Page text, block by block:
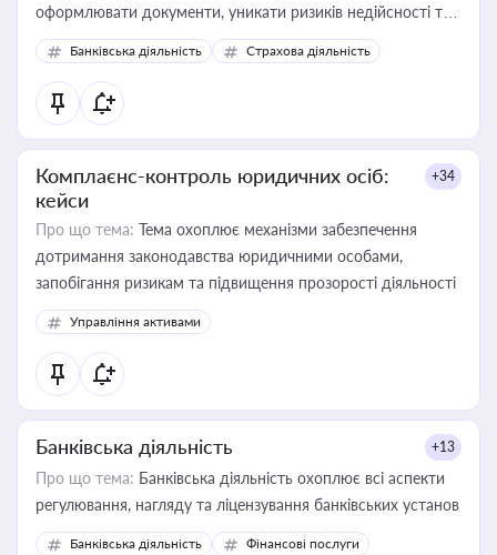
оформлювати документи, уникати ризиків недійсності та
забезпечувати їх належне прийняття органами влади та
контрагентами
Банківська діяльність Страхова діяльність
Комплаєнс-контроль юридичних осіб:
кейси
+34
Про що тема: Тема охоплює механізми забезпечення
дотримання законодавства юридичними особами,
запобігання ризикам та підвищення прозорості діяльності
Управління активами
Банківська діяльність +13
Про що тема: Банківська діяльність охоплює всі аспекти
регулювання, нагляду та ліцензування банківських установ
Банківська діяльність Фінансові послуги